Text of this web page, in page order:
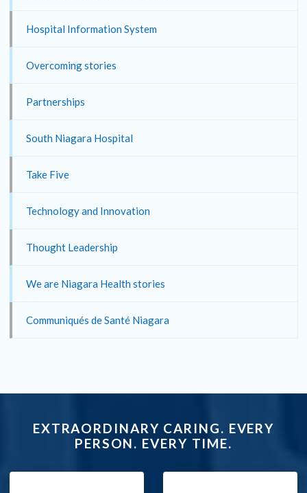
Hospital Information System
Overcoming stories
Partnerships
South Niagara Hospital
Take Five
Technology and Innovation
Thought Leadership
We are Niagara Health stories
Communiqués de Santé Niagara
EXTRAORDINARY CARING. EVERY
PERSON. EVERY TIME.